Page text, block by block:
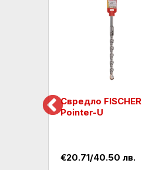
Свредло FISCHER
Pointer-U
€20.71/40.50 лв.